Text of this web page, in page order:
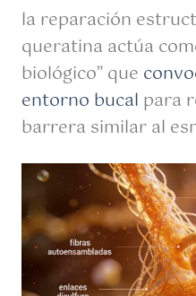
la reparación
queratina actúa
biológico” que
entorno bucal para
barrera similar al